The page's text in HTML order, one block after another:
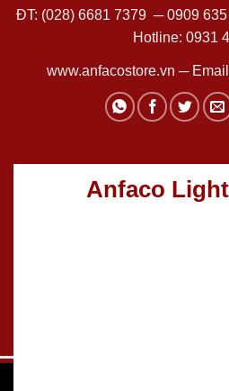
ĐT: (028) 6681 7379 ─0909
Hotline: 0931
www.anfacostore.vn ─
Anfaco